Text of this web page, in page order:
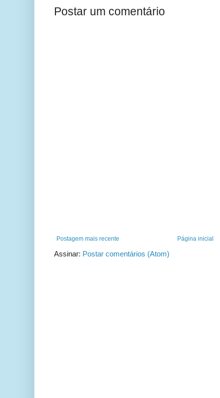
Postar um comentário
Postagem mais recente Página inicial
Assinar: Postar comentários (Atom)